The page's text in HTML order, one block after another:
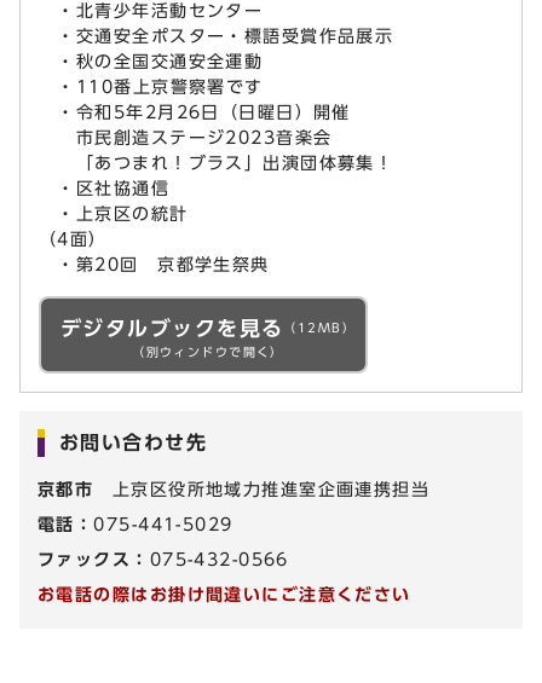
・北青少年活動センター
・交通安全ポスター・標語受賞作品展示
・秋の全国交通安全運動
・110番上京警察署です
・令和5年2月26日（日曜日）開催
市民創造ステージ2023音楽会
「あつまれ！ブラス」出演団体募集！
・区社協通信
・上京区の統計
（4面）
・第20回 京都学生祭典
デジタルブックを見る
（12MB）
（別ウィンドウで開く）
お問い合わせ先
京都市 上京区役所地域力推進室企画連携担当
電話：075-441-5029
ファックス： 075-432-0566
お電話の際はお掛け間違いにご注意ください